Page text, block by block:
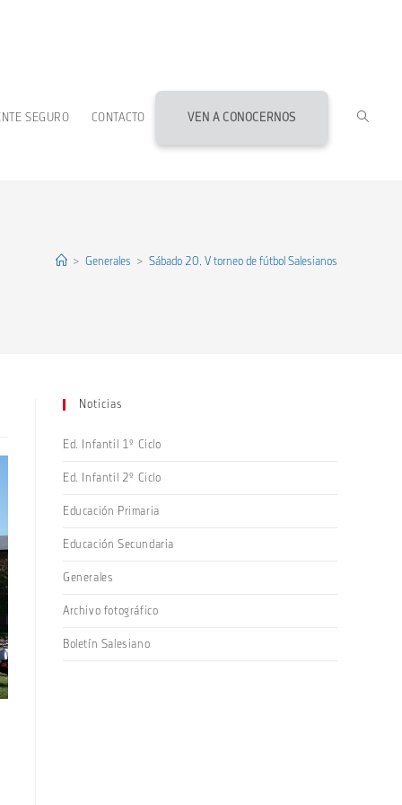
SEGURO CONTACTO VEN A CONOCERNOS
> Generales > Sábado 20, V torneo de fútbol Salesianos
Noticias
Ed. Infantil 1º Ciclo
Ed. Infantil 2º Ciclo
Educación Primaria
Educación Secundaria
Generales
Archivo fotográfico
Boletín Salesiano